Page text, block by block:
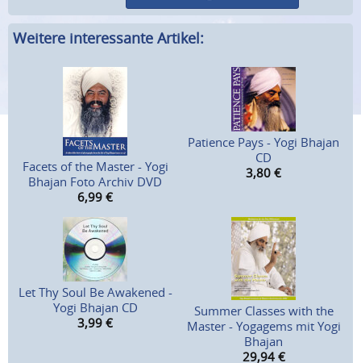
Weitere interessante Artikel:
Facets of the Master - Yogi
Bhajan Foto Archiv DVD
6,99 €
Patience Pays - Yogi Bhajan
CD
3,80 €
Let Thy Soul Be Awakened -
Yogi Bhajan CD
3,99 €
Summer Classes with the
Master - Yogagems mit Yogi
Bhajan
29,94 €